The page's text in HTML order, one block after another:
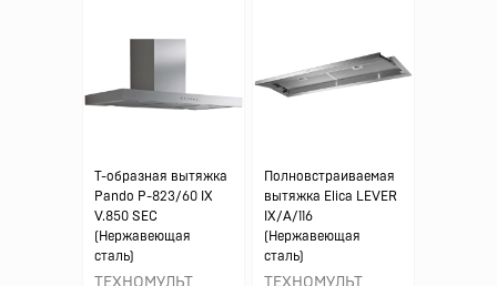
Т-образная вытяжка
Pando P-823/60 IX
V.850 SEC
(Нержавеющая
сталь)
ТЕХНОМУЛЬТ
Полновстраиваемая
вытяжка Elica LEVER
IX/A/116
(Нержавеющая
сталь)
ТЕХНОМУЛЬТ